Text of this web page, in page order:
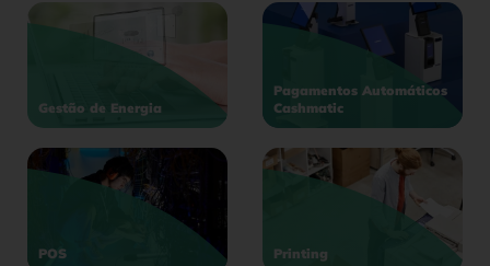
Gestão de Energia
Pagamentos Automáticos
Cashmatic
POS Printing